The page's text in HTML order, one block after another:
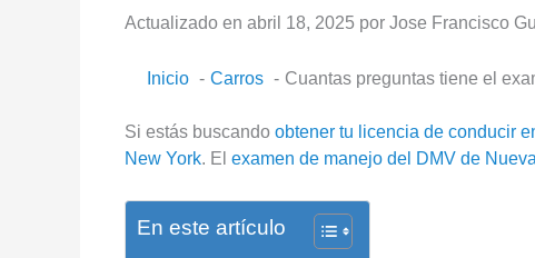
Actualizado en abril 18, 2025 por Jose Francisco
Inicio Carros Cuantas preguntas tiene el
Si estás buscando obtener tu licencia de conducir
New York. El examen de manejo del DMV de
En este artículo